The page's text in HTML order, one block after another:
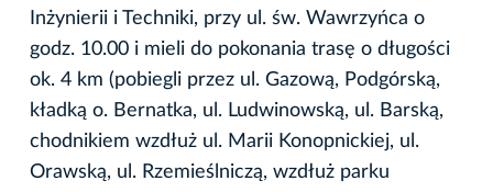
Inżynierii i Techniki, przy ul. św. Wawrzyńca o
godz. 10.00 i mieli do pokonania trasę o długości
ok. 4 km (pobiegli przez ul. Gazową, Podgórską,
kładką o. Bernatka, ul. Ludwinowską, ul. Barską,
chodnikiem wzdłuż ul. Marii Konopnickiej, ul.
Orawską, ul. Rzemieślniczą, wzdłuż parku